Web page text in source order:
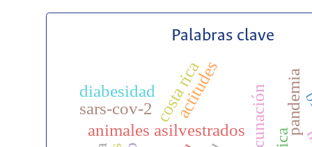
Palabras clave
animales asilvestrados
costa rica vacunación pandemia
actitudes
sars-cov-2
diabesidad